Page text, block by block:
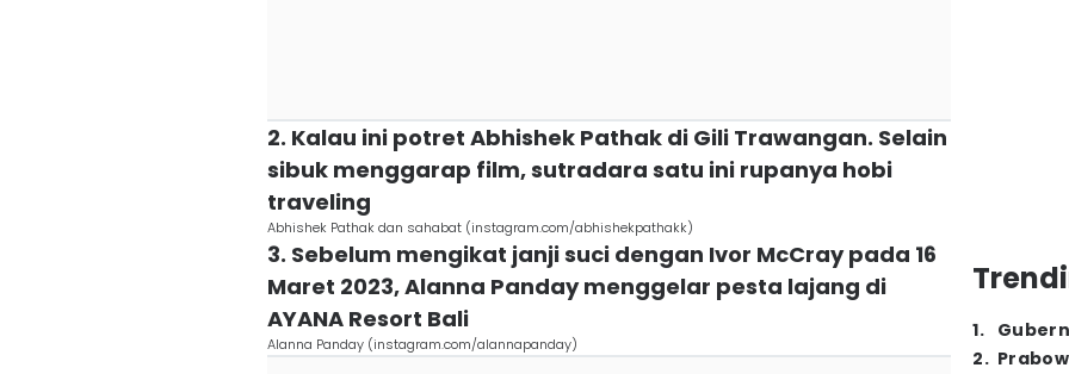
2. Kalau ini potret Abhishek Pathak di Gili Trawangan. Selain
sibuk menggarap film, sutradara satu ini rupanya hobi
traveling
Abhishek Pathak dan sahabat (instagram.com/abhishekpathakk)
3. Sebelum mengikat janji suci dengan Ivor McCray pada 16
Maret 2023, Alanna Panday menggelar pesta lajang di
AYANA Resort Bali
Alanna Panday (instagram.com/alannapanday)
1.
2.